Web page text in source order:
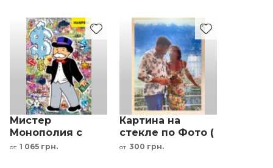
Мистер
Монополия с
долларами
от 1 065 грн.
Картина на
стекле по Фото (
пример
от 300 грн.